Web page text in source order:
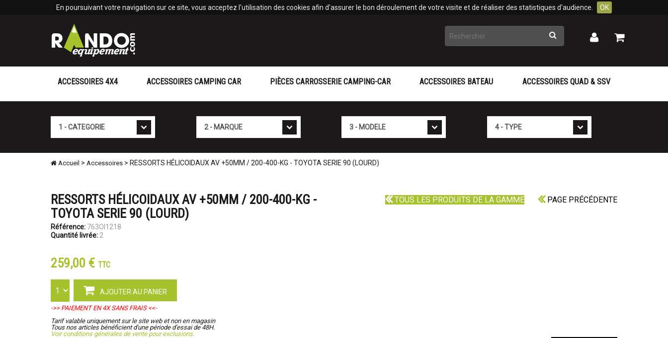
En poursuivant votre navigation sur ce site, vous acceptez l'utilisation des cookies afin d'assurer le bon déroulement de votre visite et de réaliser des statistiques d'audience. OK
Rechercher Mon
Mon
ACCESSOIRES 4X4 ACCESSOIRES CAMPING CAR PIÈCES CARROSSERIE CAMPING-CAR ACCESSOIRES BATEAU ACCESSOIRES QUAD & SSV
Accueil > Accessoires > RESSORTS HÉLICOIDAUX AV +50MM / 200-400-KG - TOYOTA SERIE 90 (LOURD)
TOUS LES PRODUITS DE LA GAMME PAGE PRÉCÉDENTE
RESSORTS HÉLICOIDAUX AV +50MM / 200-400-KG -
TOYOTA SERIE 90 (LOURD)
Référence: 763OI1218
Quantité livrée: 2
259,00 € TTC
AJOUTER AU PANIER
->> PAIEMENT EN 4X SANS FRAIS <<-
Tarif valable uniquement sur le site web et non en magasin
Tous nos articles bénéficient d'une période d'essai de 48H.
Voir conditions générales de vente pour exclusions.
Panneau de gestion des cookies